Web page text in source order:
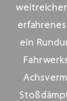
ein